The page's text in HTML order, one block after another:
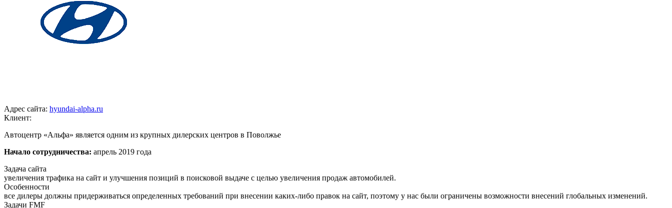
Адрес сайта: hyundai-alpha.ru
Клиент:
Автоцентр «Альфа» является одним из крупных дилерских центров в Поволжье
Начало сотрудничества: апрель 2019 года
Задача сайта
увеличения трафика на сайт и улучшения позиций в поисковой выдаче с целью увеличения продаж автомобилей.
Особенности
все дилеры должны придерживаться определенных требований при внесении каких-либо правок на сайт, поэтому у нас были ограничены возможности внесений глобальных изменений.
Задачи FMF